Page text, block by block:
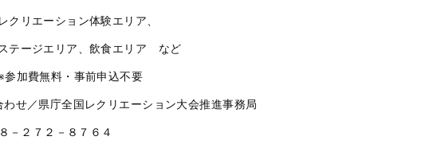
クリエーション体験エリア、
エリア、飲食エリア など
無料・事前申込不要
わせ／県庁全国レクリエーション大会推進事務局
－２７２－８７６４